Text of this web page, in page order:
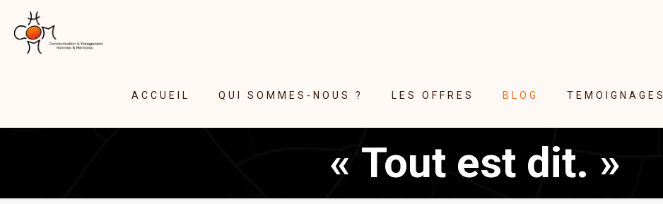
ACCUEIL QUI SOMMES-NOUS ? LES OFFRES BLOG TEMOIGNAGES
« Tout est dit. »